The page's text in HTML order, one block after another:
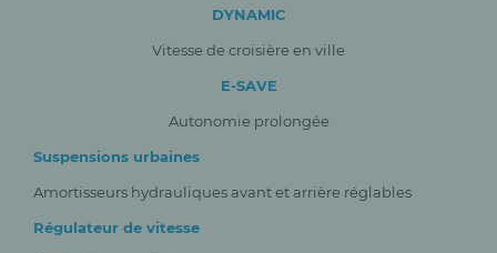
DYNAMIC
Vitesse de croisière en ville
E-SAVE
Autonomie prolongée
Suspensions urbaines
Amortisseurs hydrauliques avant et arrière réglables
Régulateur de vitesse